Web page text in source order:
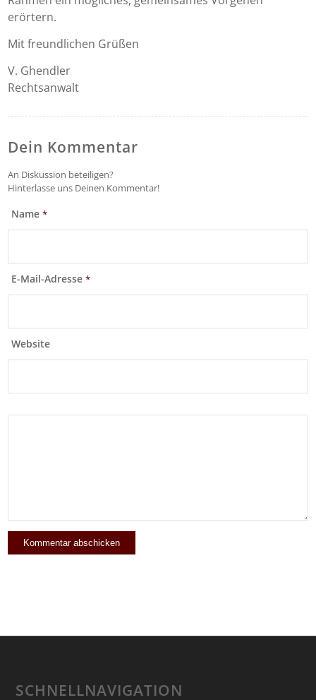
erörtern.
Mit freundlichen Grüßen
V. Ghendler
Rechtsanwalt
Dein Kommentar
An Diskussion beteiligen?
Hinterlasse uns Deinen Kommentar!
Name*
E-Mail-Adresse*
Website
SCHNELLNAVIGATION